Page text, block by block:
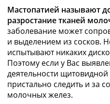
Мастопатией называют
разростание тканей
заболевание может
и выделением из сосков.
испытывают никаких
Поэтому если у Вас
деятельности
пристально следить и за
молочных желез.